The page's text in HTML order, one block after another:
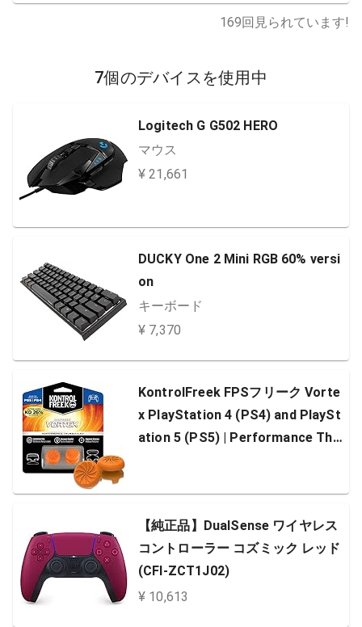
169回見られています!
7個のデバイスを使用中
Logitech G G502 HERO
マウス
¥ 21,661
DUCKY One 2 Mini RGB 60% versi
on
キーボード
¥ 7,370
KontrolFreek FPSフリーク Vorte
x PlayStation 4 (PS4) and PlaySt
ation 5 (PS5) | Performance Thu
【純正品】DualSense ワイヤレス
コントローラー コズミック レッド
(CFI-ZCT1J02)
¥ 10,613